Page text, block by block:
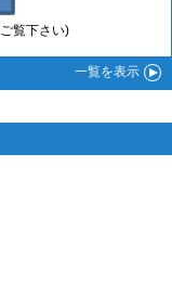
覧下さい)
一覧を表示